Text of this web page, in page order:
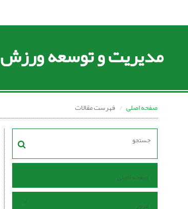
مدیریت و توسعه ورزش
صفحه اصلی فهرست مقالات
صفحه اصلی
مرور